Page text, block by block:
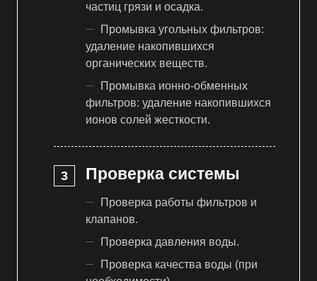
частиц грязи и осадка.
Промывка угольных фильтров:
удаление накопившихся
органических веществ.
Промывка ионно-обменных
фильтров: удаление накопившихся
ионов солей жесткости.
Проверка системы
Проверка работы фильтров и
клапанов.
Проверка давления воды.
Проверка качества воды (при